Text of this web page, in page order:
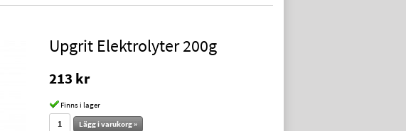
Upgrit Elektrolyter 200g
213 kr
Finns i lager
Lägg i varukorg »